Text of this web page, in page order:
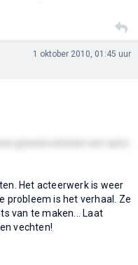
1 oktober 2010, 01:45 uur
Het acteerwerk is weer
probleem is het verhaal. Ze
van te maken... Laat
vechten!